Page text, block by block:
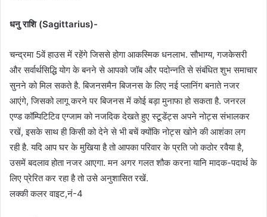
धनु राशि (Sagittarius)-
चन्द्रमा 5वें हाउस में रहेंगे जिससे होगा आकस्मिक धनलाभ. सौभाग्य, गजकेसरी
और सर्वार्थसिद्धि योग के बनने से आपको जॉब और पदोन्नति से संबंधित शुभ समाचार
सुनने को मिल सकते है. बिजनसमैन बिजनस के लिए नई प्लानिंग बनाते नजर
आएंगे, जिसको लागू करने पर बिजनस में कोई बड़ा मुनाफा हो सकता है. जनरल
एण्ड कॉम्पिटिटिव एग्जाम को नजदिक देखते हुए स्टूडेंट्स अपने नोट्स संभालकर
रखें, इसके साथ ही किसी को देने से भी बचें क्योंकि नोट्स खोने की आशंका लग
रही है. यदि आप घर के मुखिया है तो आपका परिवार के प्रति जो कठोर रवैया है,
उसमें बदलाव होता नजर आएगा. मन अगर गलत शौक करना यानि मादक-पदार्थ के
लिए प्रेरित कर रहा है तो उसे अनुशासित रखें.
लक्की कलर वाइट,नं-4